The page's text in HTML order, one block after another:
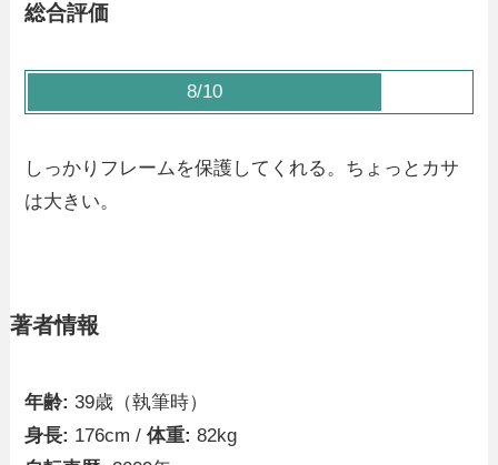
総合評価
8/10
しっかりフレームを保護してくれる。ちょっとカサ
は大きい。
著者情報
年齢: 39歳（執筆時）
身長: 176cm /体重: 82kg